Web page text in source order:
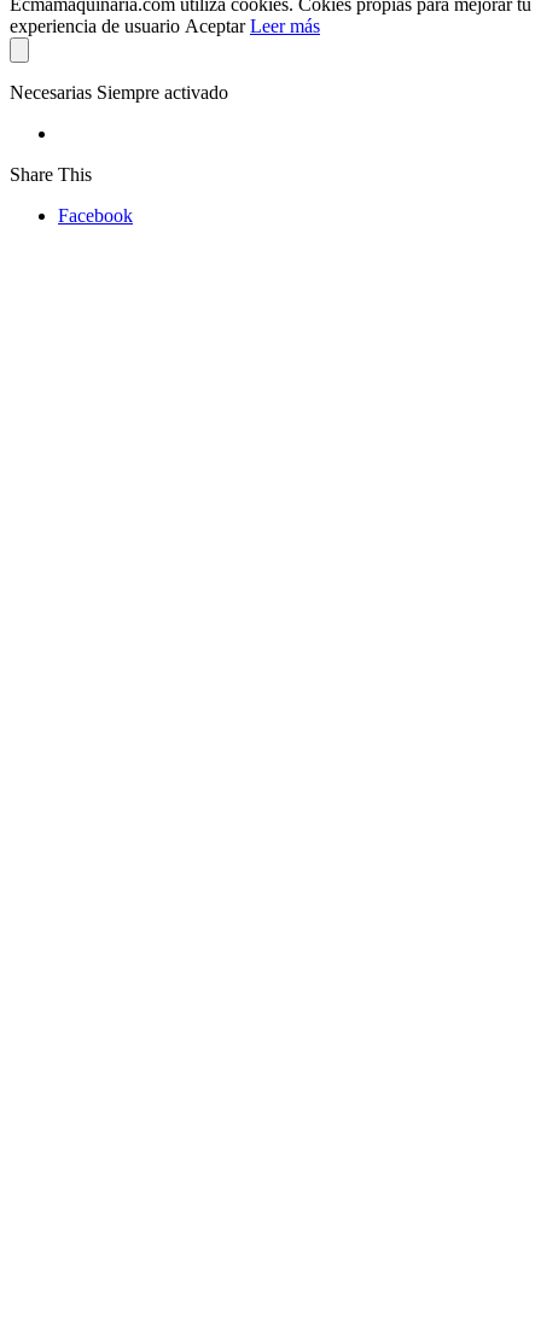
Ecmamaquinaria.com utiliza cookies. Cokies propias para mejorar tu
experiencia de usuario Aceptar Leer más
Necesarias Siempre activado
Share This
Facebook